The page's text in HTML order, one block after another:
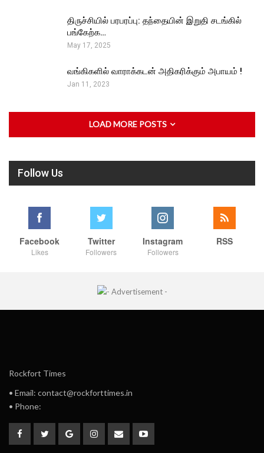
திருச்சியில் பரபரப்பு: தந்தையின் இறுதி சடங்கில்
பங்கேற்க…
May 17, 2025
வங்கிகளில் வாராக்கடன் அதிகரிக்கும் அபாயம் !
Jan 11, 2023
LOAD MORE POSTS
Follow Us
Facebook
Likes
Twitter
Followers
Instagram
Followers
RSS
Rockfort Times
• Email: contact@rockforttimes.in
• Phone: